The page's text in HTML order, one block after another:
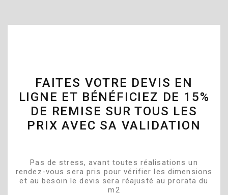
FAITES VOTRE DEVIS EN
LIGNE ET BÉNÉFICIEZ DE 15%
DE REMISE SUR TOUS LES
PRIX AVEC SA VALIDATION
Pas de stress, avant toutes réalisations un
rendez-vous sera pris pour vérifier les dimensions
et au besoin le devis sera réajusté au prorata du
m2